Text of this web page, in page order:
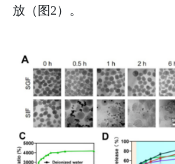
放（图 2 ）。